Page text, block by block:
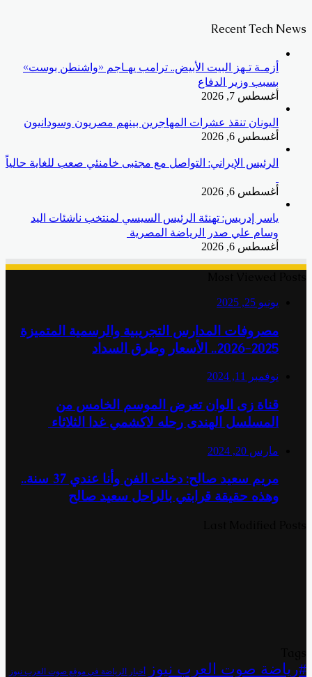
Recent Tech News
أزمـة تـهز البيت الأبيض.. ترامب يهـاجم «واشنطن بوست»
بسبب وزير الدفاع
أغسطس 7, 2026
اليونان تنقذ عشرات المهاجرين بينهم مصريون وسودانيون
أغسطس 6, 2026
الرئيس الإيراني: التواصل مع مجتبى خامنئي صعب للغاية حالياً
أغسطس 6, 2026
ياسر إدريس: تهنئة الرئيس السيسي لمنتخب ناشئات اليد
وسام علي صدر الرياضة المصرية
أغسطس 6, 2026
يونيو 25, 2025
مصروفات المدارس التجريبية والرسمية المتميزة
2025-2026.. الأسعار وطرق السداد
نوفمبر 11, 2024
قناة زى الوان تعرض الموسم الخامس من
المسلسل الهندى رحله لاكشمي غدا الثلاثاء
مارس 20, 2024
مريم سعيد صالح: دخلت الفن وأنا عندي 37 سنة..
وهذه حقيقة قرابتي بالراحل سعيد صالح
#رياضة صوت العرب نيوز أخبار الرياضة في موقع صوت العرب نيوز